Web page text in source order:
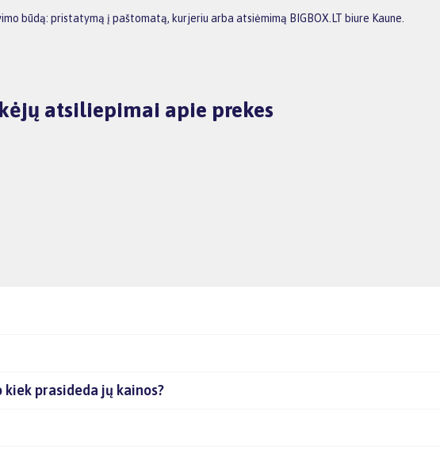
būdą: pristatymą į paštomatą, kurjeriu arba atsiėmimą BIGBOX.LT biure Kaune.
atsiliepimai apie prekes
prasideda jų kainos?